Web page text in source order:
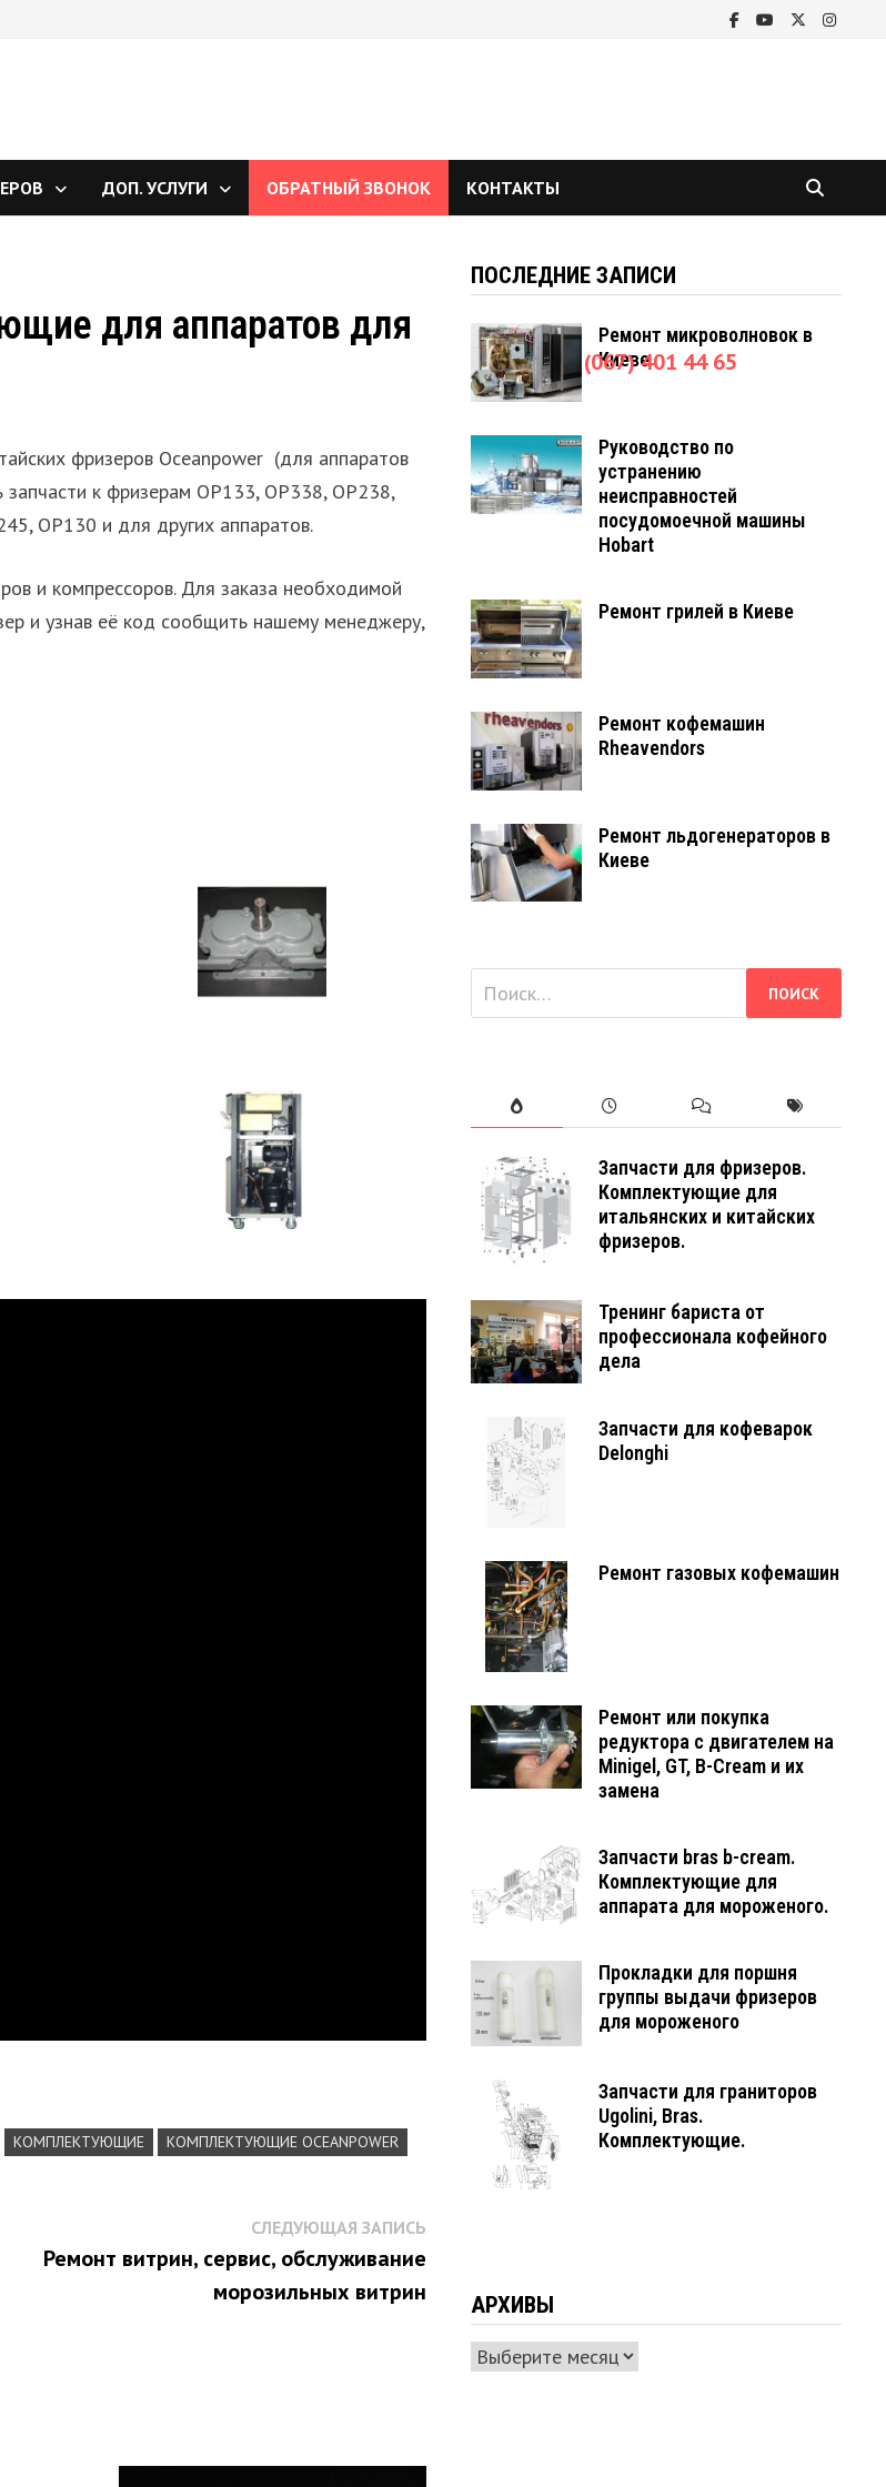
+38 (067) 401 44 65
ДОП. УСЛУГИ ОБРАТНЫЙ ЗВОНОК КОНТАКТЫ
для аппаратов для
фризеров Oceanpower (для аппаратов
к фризерам OP133, OP338, OP238,
OP130 и для других аппаратов.
и компрессоров. Для заказа необходимой
и узнав её код сообщить нашему менеджеру,
КОМПЛЕКТУЮЩИЕ КОМПЛЕКТУЮЩИЕ OCEANPOWER
СЛЕДУЮЩАЯ ЗАПИСЬСледующая
запись:
Ремонт витрин, сервис, обслуживание
морозильных витрин
ПОСЛЕДНИЕ ЗАПИСИ
Ремонт микроволновок в
Киеве
Руководство по
устранению
неисправностей
посудомоечной машины
Hobart
Ремонт грилей в Киеве
Ремонт кофемашин
Rheavendors
Ремонт льдогенераторов в
Киеве
Найти:
Запчасти для фризеров.
Комплектующие для
итальянских и китайских
фризеров.
Тренинг бариста от
профессионала кофейного
дела
Запчасти для кофеварок
Delonghi
Ремонт газовых кофемашин
Ремонт или покупка
редуктора с двигателем на
Minigel, GT, B-Cream и их
замена
Запчасти bras b-cream.
Комплектующие для
аппарата для мороженого.
Прокладки для поршня
группы выдачи фризеров
для мороженого
Запчасти для граниторов
Ugolini, Bras.
Комплектующие.
АРХИВЫ
Архивы